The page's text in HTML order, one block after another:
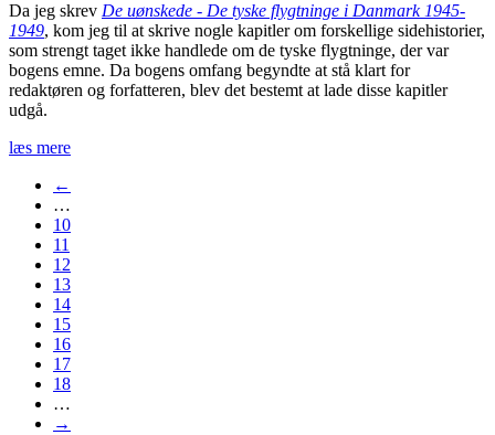
Da jeg skrev De uønskede - De tyske flygtninge i Danmark 1945-
1949, kom jeg til at skrive nogle kapitler om forskellige sidehistorier,
som strengt taget ikke handlede om de tyske flygtninge, der var
bogens emne. Da bogens omfang begyndte at stå klart for
redaktøren og forfatteren, blev det bestemt at lade disse kapitler
udgå.
læs mere
←
…
10
11
12
13
14
15
16
17
18
…
→